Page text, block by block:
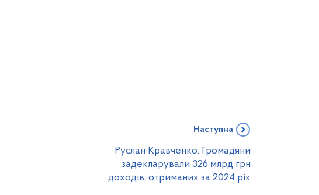
Наступна
Руслан Кравченко: Громадяни
задекларували 326 млрд грн
доходів, отриманих за 2024 рік